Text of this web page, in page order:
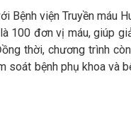
Bệnh viện Truyền máu
100 đơn vị máu, giúp
thời, chương trình
soát bệnh phụ khoa và